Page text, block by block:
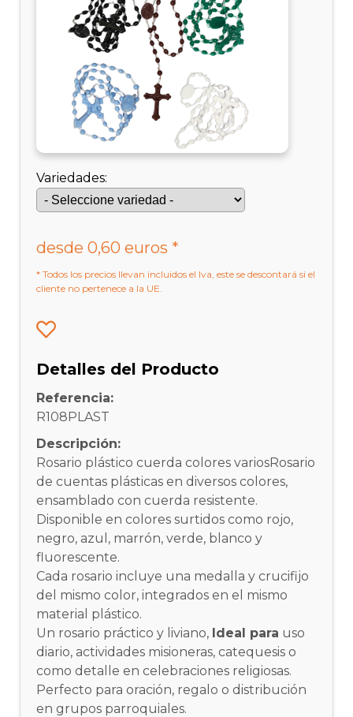
Variedades:
desde 0,60 euros *
* Todos los precios llevan incluidos el Iva, este se descontará si el
cliente no pertenece a la UE.
Detalles del Producto
Referencia:
R108PLAST
Descripción:
Rosario plástico cuerda colores variosRosario
de cuentas plásticas en diversos colores,
ensamblado con cuerda resistente.
Disponible en colores surtidos como rojo,
negro, azul, marrón, verde, blanco y
fluorescente.
Cada rosario incluye una medalla y crucifijo
del mismo color, integrados en el mismo
material plástico.
Un rosario práctico y liviano, Ideal para uso
diario, actividades misioneras, catequesis o
como detalle en celebraciones religiosas.
Perfecto para oración, regalo o distribución
en grupos parroquiales.